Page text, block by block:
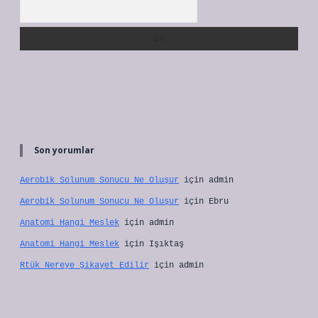
Son yorumlar
Aerobik Solunum Sonucu Ne Oluşur için admin
Aerobik Solunum Sonucu Ne Oluşur için Ebru
Anatomi Hangi Meslek için admin
Anatomi Hangi Meslek için Işıktaş
Rtük Nereye Şikayet Edilir için admin